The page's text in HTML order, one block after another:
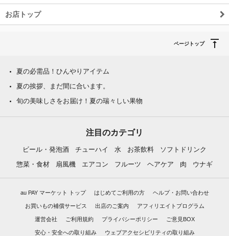
お店トップ
ページトップ
夏の必需品！ひんやりアイテム
夏の挨拶、まだ間に合います。
旬の美味しさをお届け！夏の瑞々しい果物
注目のカテゴリ
ビール・発泡酒 チューハイ 水 お茶飲料
ソフトドリンク
惣菜・食材
扇風機 エアコン フルーツ ヘアケア 肉 ウナギ
au PAY マーケット トップ はじめてご利用の方 ヘルプ・お問い合わせ
お買いもの補償サービス 出店のご案内 アフィリエイトプログラム
運営会社 ご利用規約 プライバシーポリシー ご意見BOX
安心・安全への取り組み ウェブアクセシビリティの取り組み